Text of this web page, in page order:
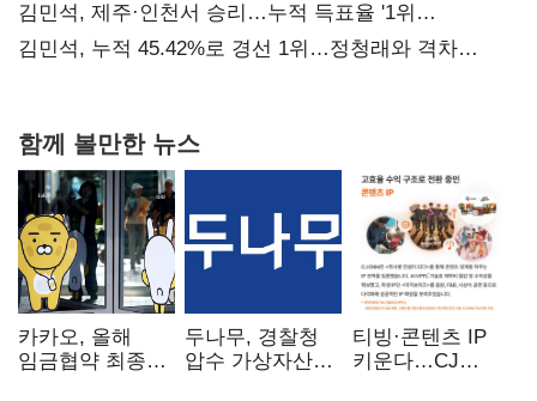
때리기
김민석, 제주·인천서 승리…누적 득표율 '1위
탈환'(종합)
김민석, 누적 45.42%로 경선 1위…정청래와 격차
함께 볼만한 뉴스
카카오, 올해
임금협약 최종
두나무, 경찰청
압수 가상자산
티빙·콘텐츠 IP
키운다…CJ